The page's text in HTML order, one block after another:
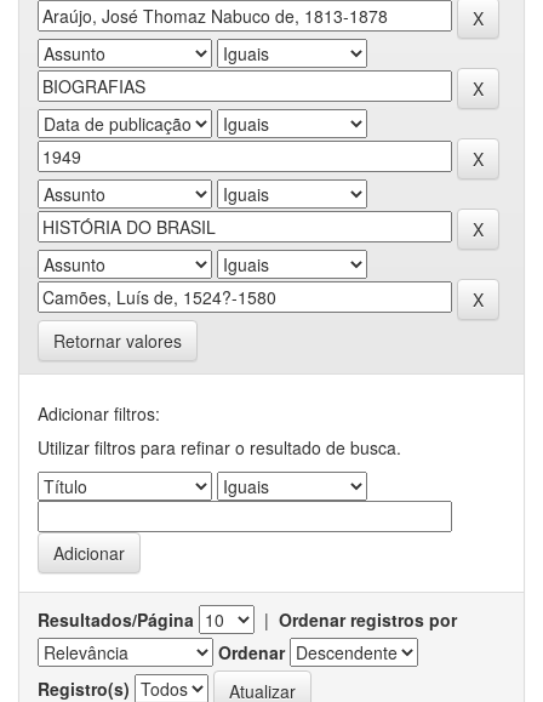
Retornar valores
Adicionar filtros:
Utilizar filtros para refinar o resultado de busca.
Resultados/Página | Ordenar registros por
Ordenar
Registro(s)